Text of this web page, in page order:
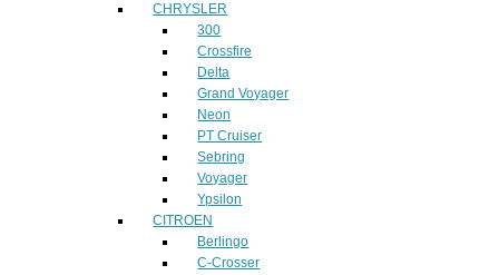
CHRYSLER
300
Crossfire
Delta
Grand Voyager
Neon
PT Cruiser
Sebring
Voyager
Ypsilon
CITROEN
Berlingo
C-Crosser